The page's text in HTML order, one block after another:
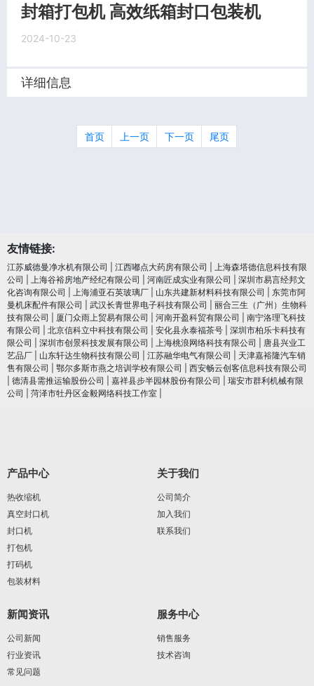
封箱打包机 高效纸箱封口包装机
2024-10-23
详细信息
首页 上一页 下一页 尾页
友情链接:
江苏威德曼净水机有限公司 江西嘟点大药房有限公司
上海森塔德信息科技有限
公司
上海谷裕房地产经纪有限公司 河南匠成实业有限公司
深圳市易言经邦文
化咨询有限公司
上海浦亚石英玻璃厂 山东共建新材料科技有限公司
东莞市阿
曼机床配件有限公司
武汉长青世界电子科技有限公司
丽合三生（广州）生物科
技有限公司
厦门众雨上贸易有限公司 河南开盈科贸有限公司
南宁洛理飞科技
有限公司
北京信科立中科技有限公司 安化县永泰福茶号
深圳市柏乐卡科技有
限公司
深圳市创景科技发展有限公司 上海桃浪网络科技有限公司
唐县兴业工
艺品厂
山东轩达生物科技有限公司 江苏融华电气有限公司
天津嘉裕隆汽车销
售有限公司
鄂尔多斯市燕之培训学校有限公司
西安畅云创客信息科技有限公司
德清县需推运输股份公司 嘉祥县步半园林股份有限公司
瑞安市群利机械有限
公司
菏泽市牡丹区金毅网络科技工作室
产品中心
热收缩机
真空封口机
封口机
打包机
打码机
包装材料
关于我们
公司简介
加入我们
联系我们
新闻资讯
公司新闻
行业资讯
常见问题
服务中心
销售服务
技术咨询